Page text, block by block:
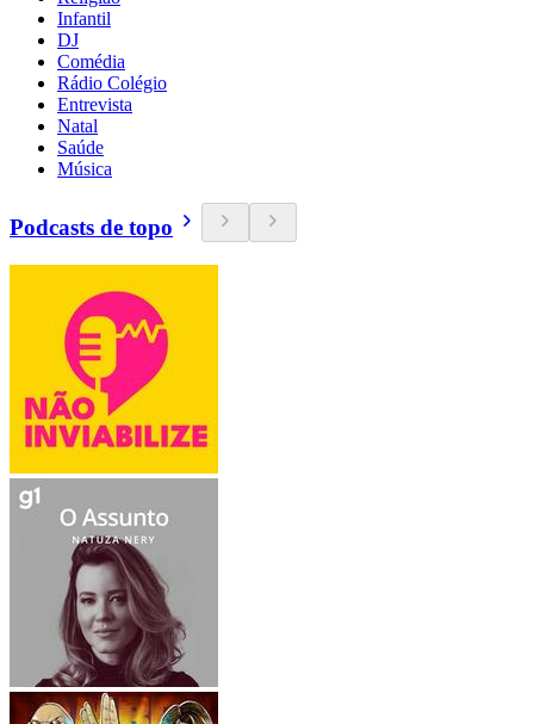
Infantil
DJ
Comédia
Rádio Colégio
Entrevista
Natal
Saúde
Música
Podcasts de topo